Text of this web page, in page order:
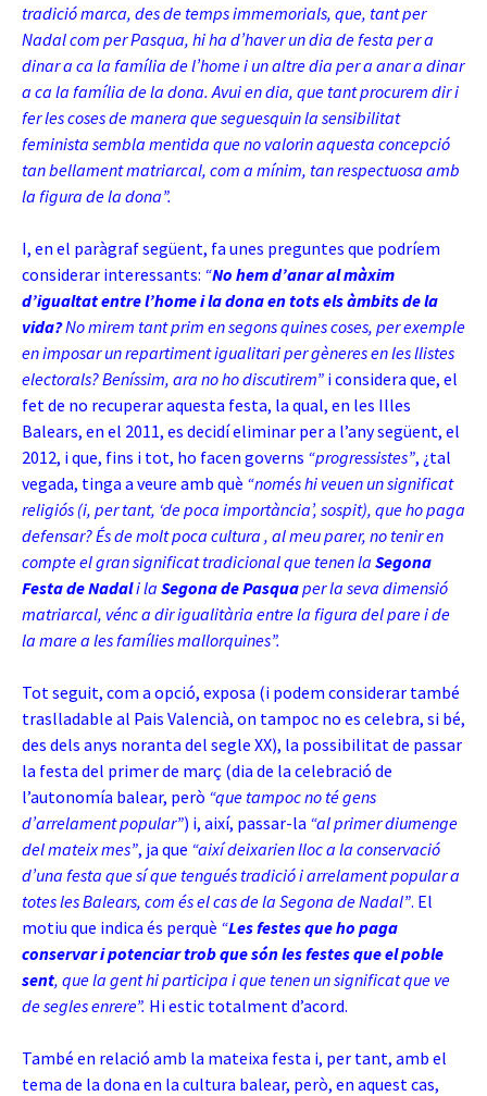
tradició marca, des de temps immemorials, que, tant per
Nadal com per Pasqua, hi ha d’haver un dia de festa per a
dinar a ca la família de l’home i un altre dia per a anar a dinar
a ca la família de la dona. Avui en dia, que tant procurem dir i
fer les coses de manera que seguesquin la sensibilitat
feminista sembla mentida que no valorin aquesta concepció
tan bellament matriarcal, com a mínim, tan respectuosa amb
la figura de la dona”.
I, en el paràgraf següent, fa unes preguntes que podríem
considerar interessants: “No hem d’anar al màxim
d’igualtat entre l’home i la dona en tots els àmbits de la
vida?No mirem tant prim en segons quines coses, per exemple
en imposar un repartiment igualitari per gèneres en les llistes
electorals? Beníssim, ara no ho discutirem” i considera que, el
fet de no recuperar aquesta festa, la qual, en les Illes
Balears, en el 2011, es decidí eliminar per a l’any següent, el
2012, i que, fins i tot, ho facen governs “progressistes”, ¿tal
vegada, tinga a veure amb què “només hi veuen un significat
religiós (i, per tant, ‘de poca importància’, sospit), que ho paga
defensar? És de molt poca cultura , al meu parer, no tenir en
compte el gran significat tradicional que tenen la Segona
Festa de Nadali la Segona de Pasquaper la seva dimensió
matriarcal, vénc a dir igualitària entre la figura del pare i de
la mare a les famílies mallorquines”.
Tot seguit, com a opció, exposa (i podem considerar també
traslladable al Pais Valencià, on tampoc no es celebra, si bé,
des dels anys noranta del segle XX), la possibilitat de passar
la festa del primer de març (dia de la celebració de
l’autonomía balear, però “que tampoc no té gens
d’arrelament popular”) i, així, passar-la “al primer diumenge
del mateix mes”, ja que “així deixarien lloc a la conservació
d’una festa que sí que tengués tradició i arrelament popular a
totes les Balears, com és el cas de la Segona de Nadal”. El
motiu que indica és perquè “Les festes que ho paga
conservar i potenciar trob que són les festes que el poble
sent, que la gent hi participa i que tenen un significat que ve
de segles enrere”. Hi estic totalment d’acord.
També en relació amb la mateixa festa i, per tant, amb el
tema de la dona en la cultura balear, però, en aquest cas,